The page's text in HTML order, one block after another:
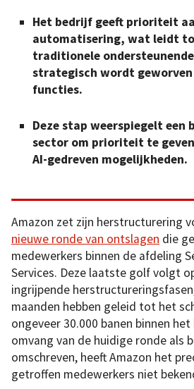
Het bedrijf geeft prioriteit
automatisering, wat leidt
traditionele
strategisch wordt
functies.
Deze stap weerspiegelt een
sector om prioriteit te
AI-gedreven mogelijkheden.
Amazon zet zijn herstructurering
nieuwe ronde van ontslagen die
medewerkers binnen de afdeling
Services. Deze laatste golf volgt
ingrijpende
maanden hebben geleid tot het
ongeveer 30.000 banen binnen
omvang van de huidige ronde als
omschreven, heeft Amazon het
getroffen medewerkers niet